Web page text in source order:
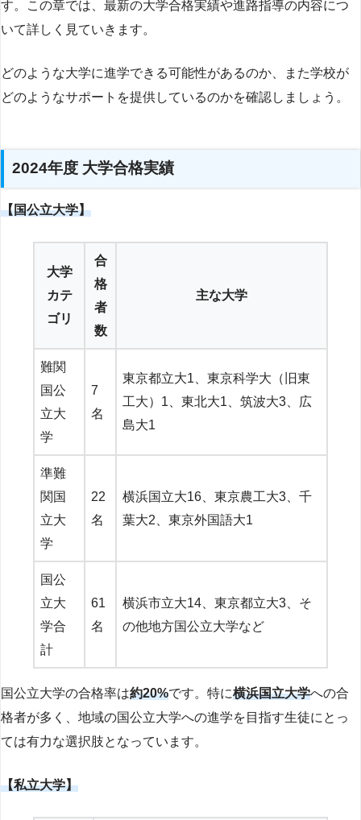
す。この章では、最新の大学合格実績や進路指導の内容につ
いて詳しく見ていきます。
どのような大学に進学できる可能性があるのか、また学校が
どのようなサポートを提供しているのかを確認しましょう。
2024年度 大学合格実績
【国公立大学】
大学
カテ
ゴリ
合
格
者
数
主な大学
難関
国公
立大
学
7
名
東京都立大1、東京科学大（旧東
工大）1、東北大1、筑波大3、広
島大1
準難
関国
立大
学
22
名
横浜国立大16、東京農工大3、千
葉大2、東京外国語大1
国公
立大
学合
計
61
名
横浜市立大14、東京都立大3、そ
の他地方国公立大学など
国公立大学の合格率は約20%です。特に横浜国立大学への合
格者が多く、地域の国公立大学への進学を目指す生徒にとっ
ては有力な選択肢となっています。
【私立大学】